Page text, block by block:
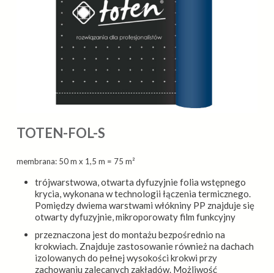
TOTEN-FOL-S
membrana: 50 m x 1,5 m = 75 m²
trójwarstwowa, otwarta dyfuzyjnie folia wstępnego
krycia, wykonana w technologii łączenia termicznego.
Pomiędzy dwiema warstwami włókniny PP znajduje się
otwarty dyfuzyjnie, mikroporowaty film funkcyjny
przeznaczona jest do montażu bezpośrednio na
krokwiach. Znajduje zastosowanie również na dachach
izolowanych do pełnej wysokości krokwi przy
zachowaniu zalecanych zakładów. Możliwość